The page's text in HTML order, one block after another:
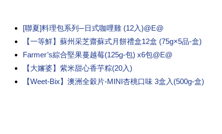
[聯夏]料理包系列─日式咖哩雞 (12入)@E@
【一等鮮】蘇州采芝齋蘇式月餅禮盒12盒 (75g×5品-盒)
Farmer’s綜合堅果蔓越莓(125g-包) x6包@E@
【大嬸婆】紫米甜心香芋粽(20入)
【Weet-Bix】澳洲全穀片-MINI杏桃口味 3盒入(500g-盒)